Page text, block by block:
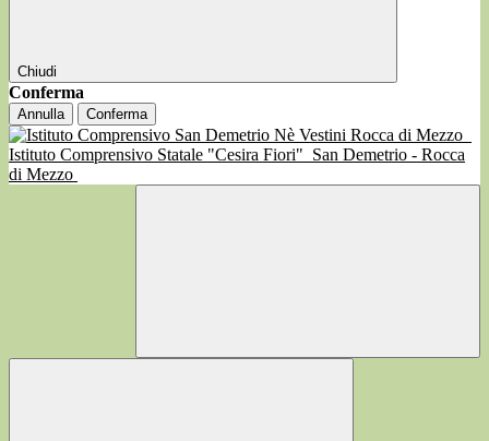
Chiudi
Conferma
Annulla Conferma
Istituto Comprensivo Statale "Cesira Fiori" San Demetrio - Rocca
di Mezzo